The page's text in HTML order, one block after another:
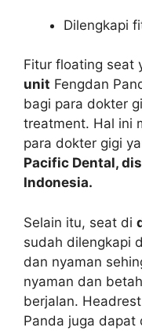
Dilengkapi
Fitur floating seat
unit Fengdan
bagi para dokter
treatment. Hal ini
para dokter gigi
Pacific Dental,
Indonesia.
Selain itu, seat di
sudah dilengkapi
dan nyaman
nyaman dan
berjalan.
Panda juga dapat